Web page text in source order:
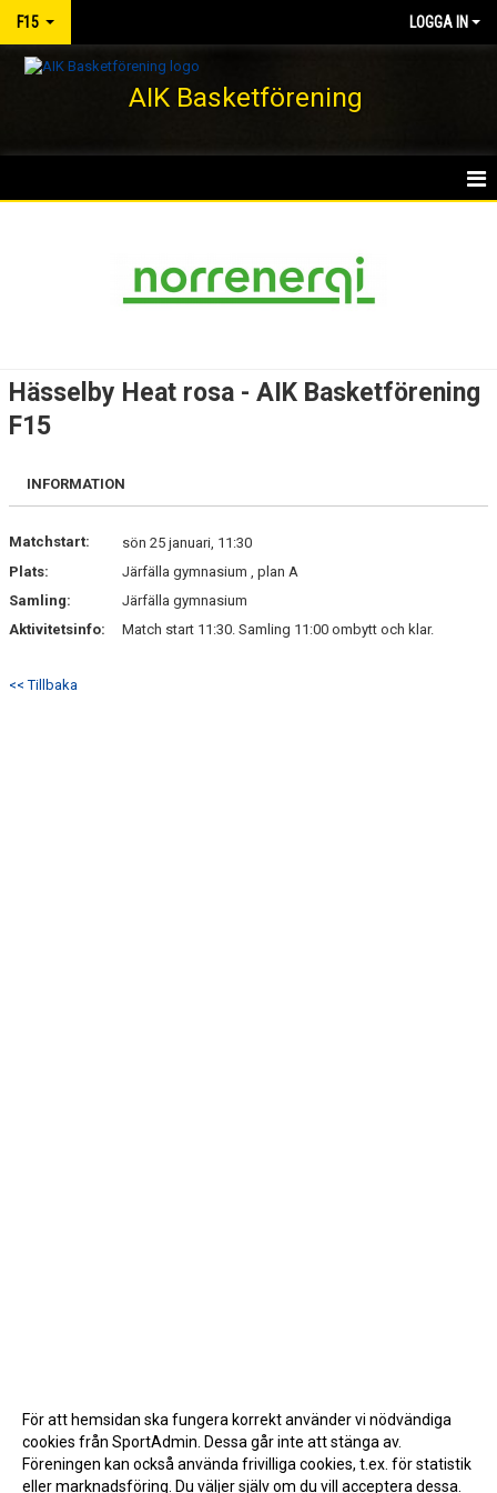
F15 LOGGA IN
AIK Basketförening
TRUPPEN
DOKUMENT
Hässelby Heat rosa - AIK Basketförening
F15
INFORMATION
Matchstart:
sön 25 januari, 11:30
Plats:
Järfälla gymnasium , plan A
Samling:
Järfälla gymnasium
Aktivitetsinfo:
Match start 11:30. Samling 11:00 ombytt och klar.
<< Tillbaka
För att hemsidan ska fungera korrekt använder vi nödvändiga
cookies från SportAdmin. Dessa går inte att stänga av.
Föreningen kan också använda frivilliga cookies, t.ex. för statistik
eller marknadsföring. Du väljer själv om du vill acceptera dessa.